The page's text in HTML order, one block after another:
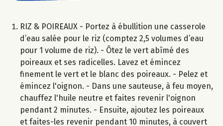
RIZ & POIREAUX - Portez à ébullition une casserole
d’eau salée pour le riz (comptez 2,5 volumes d’eau
pour 1 volume de riz). - Ôtez le vert abîmé des
poireaux et ses radicelles. Lavez et émincez
finement le vert et le blanc des poireaux. - Pelez et
émincez l'oignon. - Dans une sauteuse, à feu moyen,
chauffez l'huile neutre et faites revenir l'oignon
pendant 2 minutes. - Ensuite, ajoutez les poireaux
et faites-les revenir pendant 10 minutes, à couvert